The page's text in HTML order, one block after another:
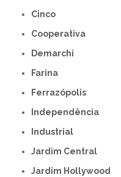
Cinco
Cooperativa
Demarchi
Farina
Ferrazópolis
Independência
Industrial
Jardim Central
Jardim Hollywood